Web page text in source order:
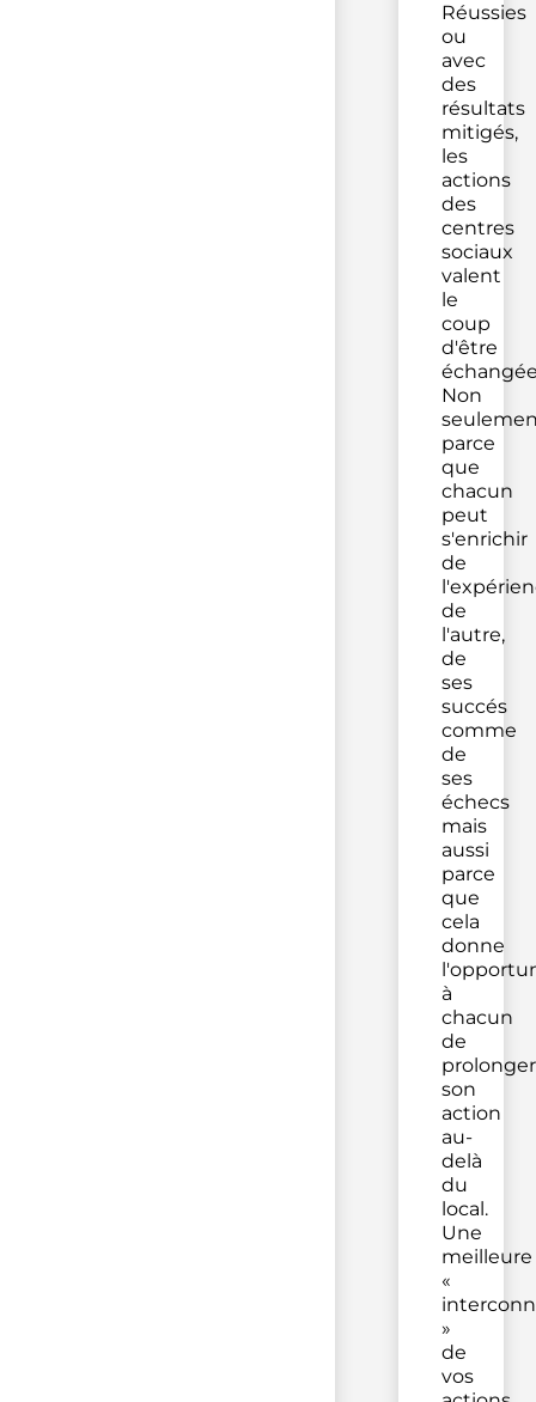
Réussies
ou
avec
des
résultats
mitigés,
les
actions
des
centres
sociaux
valent
le
coup
d'être
Non
parce
que
chacun
peut
s'enrichir
de
de
l'autre,
de
ses
succés
comme
de
ses
échecs
mais
aussi
parce
que
cela
donne
à
chacun
de
prolonger
son
action
au-
delà
du
local.
Une
meilleure
«
»
de
vos